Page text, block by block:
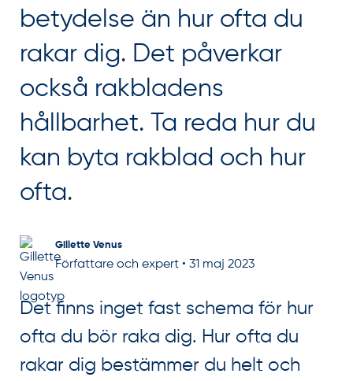
Gillette Venus
Författare och expert • 31 maj 2023
betydelse än hur ofta du
rakar dig. Det påverkar
också rakbladens
hållbarhet. Ta reda hur du
kan byta rakblad och hur
ofta.
Det finns inget fast schema för hur
ofta du bör raka dig. Hur ofta du
rakar dig bestämmer du helt och